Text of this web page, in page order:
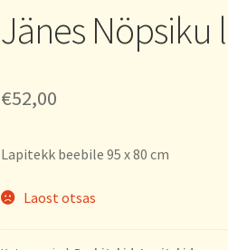
Jänes Nöpsiku
€52,00
Lapitekk beebile 95 x 80 cm
Laost otsas